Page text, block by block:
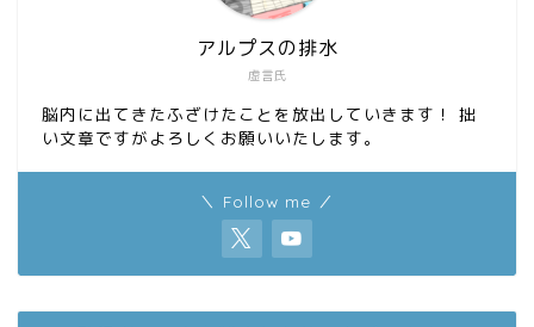
虚言氏
アルプスの排水
脳内に出てきたふざけたことを放出していきます！ 拙
い文章ですがよろしくお願いいたします。
＼ Follow me ／